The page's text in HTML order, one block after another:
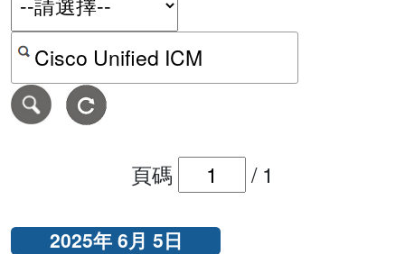
按關鍵字或 CVE ID 搜尋保安警報
頁碼 / 1
2025年 6月 5日